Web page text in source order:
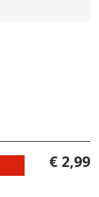
€ 2,99